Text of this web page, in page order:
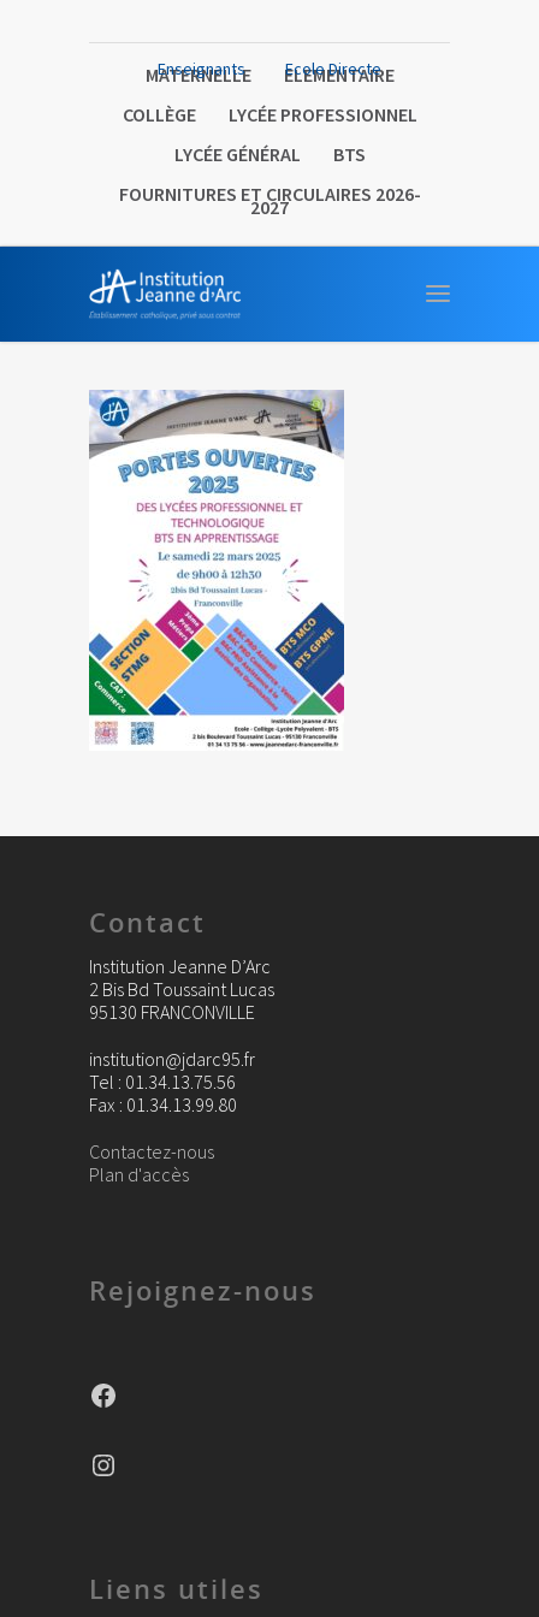
MATERNELLE
ELEMENTAIRE
COLLÈGE
LYCÉE PROFESSIONNEL
LYCÉE GÉNÉRAL
BTS
FOURNITURES ET CIRCULAIRES 2026-
2027
Enseignants Ecole Directe
Contact
Institution Jeanne D’Arc
2 Bis Bd Toussaint Lucas
95130 FRANCONVILLE
institution@jdarc95.fr
Tel : 01.34.13.75.56
Fax : 01.34.13.99.80
Contactez-nous
Plan d'accès
Rejoignez-nous
Liens utiles